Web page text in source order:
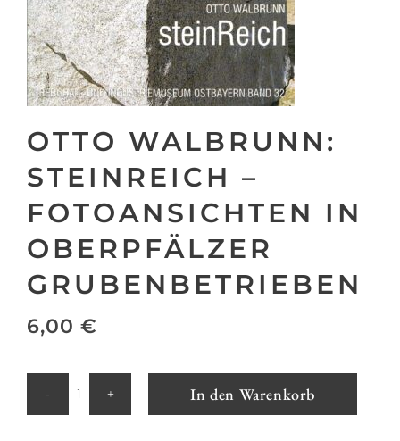
OTTO WALBRUNN:
STEINREICH –
FOTOANSICHTEN IN
OBERPFÄLZER
GRUBENBETRIEBEN
6,00€
In den Warenkorb